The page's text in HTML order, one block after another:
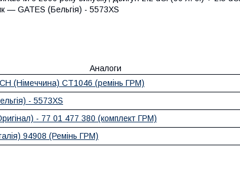
— GATES (Бельгія) - 5573XS
Аналоги
(Німеччина) CT1046 (ремінь ГРМ)
- 5573XS
- 77 01 477 380 (комплект ГРМ)
94908 (Ремінь ГРМ)